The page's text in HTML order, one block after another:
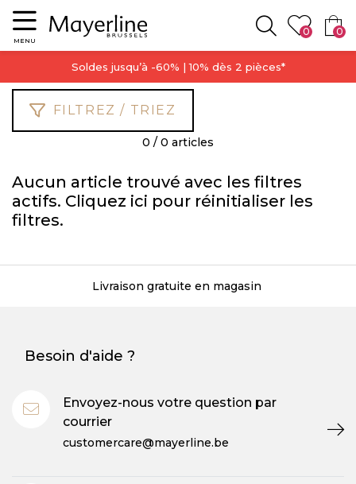
Menu
MENU Rechercher
0 0
Soldes jusqu’à -60% | 10% dès 2 pièces*
FILTREZ / TRIEZ
0 / 0 articles
Aucun article trouvé avec les filtres
actifs. Cliquez ici pour réinitialiser les
filtres.
Livraison gratuite en magasin
Besoin d'aide ?
Envoyez-nous votre question par
courrier
customercare@mayerline.be